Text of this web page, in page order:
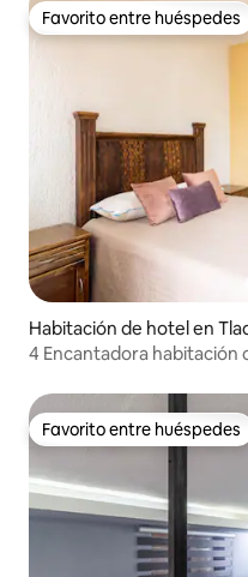
Favorito entre huéspedes
Favorito entre huéspedes
Habitación de hotel en
4 Encantadora habitación
Favorito entre huéspedes
Favorito entre huéspedes